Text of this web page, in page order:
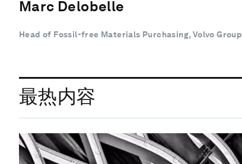
Marc Delobelle
Head of Fossil-free Materials Purchasing, Volvo Group
最热内容